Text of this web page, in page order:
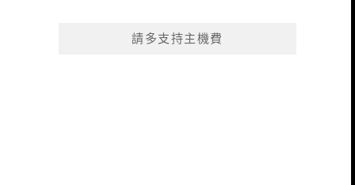
請多支持主機費